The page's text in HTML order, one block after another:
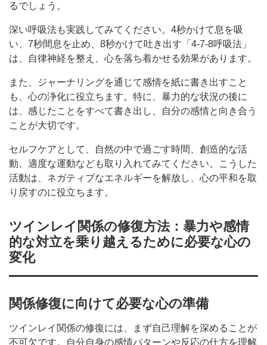
るでしょう。
深い呼吸法も実践してみてください。4秒かけて息を吸
い、7秒間息を止め、8秒かけて吐き出す「4-7-8呼吸法」
は、自律神経を整え、心を落ち着かせる効果があります。
また、ジャーナリングを通じて感情を紙に書き出すこと
も、心の浄化に役立ちます。特に、暴力的な状況の後に
は、感じたことをすべて書き出し、自分の感情と向き合う
ことが大切です。
セルフケアとして、自然の中で過ごす時間、創造的な活
動、適度な運動なども取り入れてみてください。こうした
活動は、ネガティブなエネルギーを解放し、心の平和を取
り戻すのに役立ちます。
ツインレイ関係の修復方法：暴力や感情
的な対立を乗り越えるために必要な心の
変化
関係修復に向けて必要な心の準備
ツインレイ関係の修復には、まず自己理解を深めることが
不可欠です。自分自身の感情パターンや反応の仕方を理解